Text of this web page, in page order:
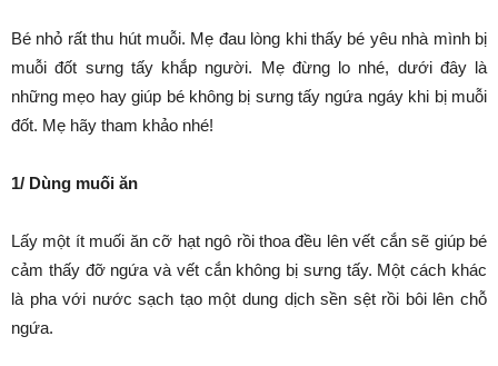
Bé nhỏ rất thu hút muỗi. Mẹ đau lòng khi thấy bé yêu nhà mình bị
muỗi đốt sưng tấy khắp người. Mẹ đừng lo nhé, dưới đây là
những mẹo hay giúp bé không bị sưng tấy ngứa ngáy khi bị muỗi
đốt. Mẹ hãy tham khảo nhé!
1/ Dùng muối ăn
Lấy một ít muối ăn cỡ hạt ngô rồi thoa đều lên vết cắn sẽ giúp bé
cảm thấy đỡ ngứa và vết cắn không bị sưng tấy. Một cách khác
là pha với nước sạch tạo một dung dịch sền sệt rồi bôi lên chỗ
ngứa.